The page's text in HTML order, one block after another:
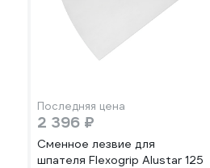
Последняя цена
2 396 ₽
Сменное лезвие для
шпателя Flexogrip Alustar 125